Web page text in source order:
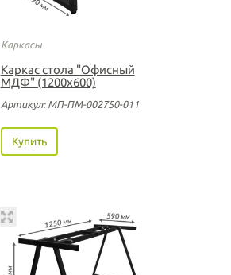
Каркасы
Каркас стола "Офисный
МДФ" (1200х600)
Артикул: МП-ПМ-002750-011
Купить